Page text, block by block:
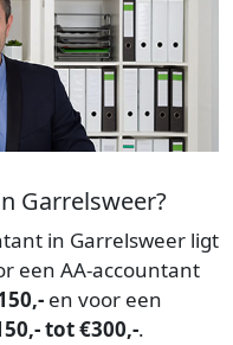
Garrelsweer?
in Garrelsweer ligt
een AA-accountant
en voor een
tot €300,-.